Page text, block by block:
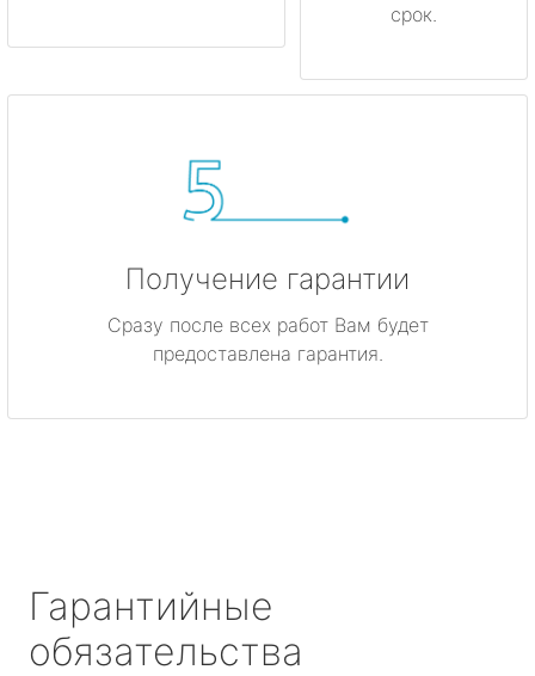
срок.
Получение гарантии
Сразу после всех работ Вам будет
предоставлена гарантия.
Гарантийные
обязательства